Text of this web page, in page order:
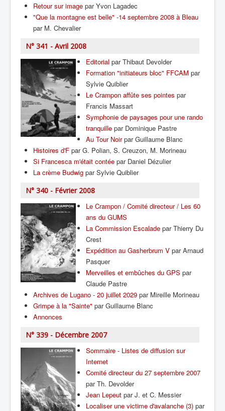
Retour sur image par Yvon Lagadec
"Que la montagne est belle" -14 septembre 2008 à Bleau
par M. Chevalier
N° 341 - Avril 2008
Editorial par Thibaut Devolder
Formation "initiateurs bloc" FFCAM par
Sylvie Quiblier
Le Crampon affûte ses pointes par
Francis Massart
Symphonie de paysages pour une rando
tranquille par Dominique Pastre
Au Tour Noirpar Guillaume Blanc
Histoires d'F par G. Polian, S. Creuzon, M. Morineau
Si Francesca m'était contée par Daniel Dézulier
La crème Budwig par Sylvie Quiblier
N° 340 - Février 2008
Le Crampon / Comité directeur / Les 60
ans du GUMS
La Commission Escalade par Thierry Du
Crest
Expédition au Gasherbrum V par Arnaud
Pasquer
Merveilles et embûches du GPS par
Claude Pastre
Archives de Lugano - 20 juillet 2029 par Mireille Morineau
Grimpe à la "Sainte" par Guillaume Blanc
Annonces
N° 339 - Décembre 2007
Sommaire - Listes de diffusion sur
Internet
Comité directeur du 27 septembre 2007
par Th. Devolder
Jean Lepeut par J. et C. Messier
Localiser une victime d'avalanche (3) par